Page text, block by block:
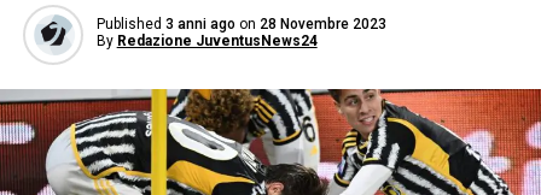
Published 3 anni ago on 28 Novembre 2023
By Redazione JuventusNews24